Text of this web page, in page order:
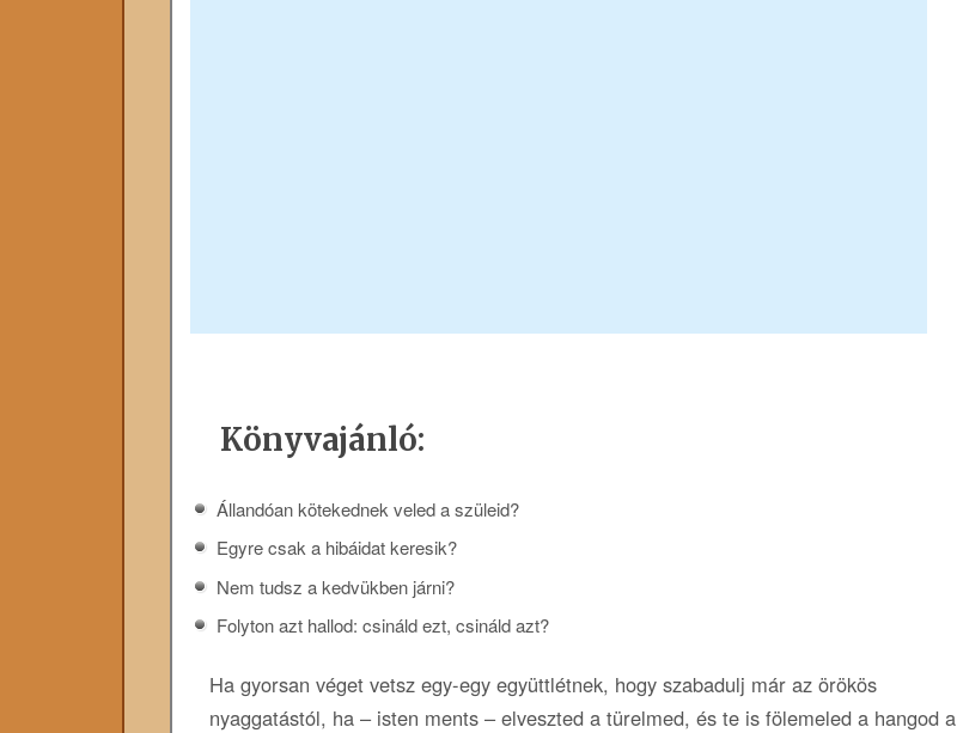
Könyvajánló:
Állandóan kötekednek veled a szüleid?
Egyre csak a hibáidat keresik?
Nem tudsz a kedvükben járni?
Folyton azt hallod: csináld ezt, csináld azt?
Ha gyorsan véget vetsz egy-egy együttlétnek, hogy szabadulj már az örökös
nyaggatástól, ha – isten ments – elveszted a türelmed, és te is fölemeled a hangod a